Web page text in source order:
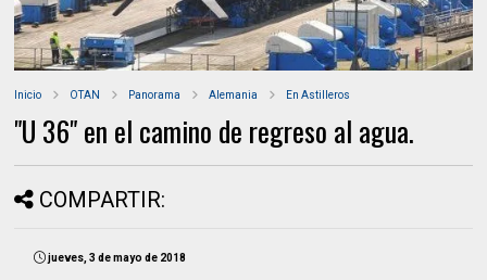
Inicio OTAN Panorama Alemania En Astilleros
"U 36" en el camino de regreso al agua.
COMPARTIR:
jueves, 3 de mayo de 2018